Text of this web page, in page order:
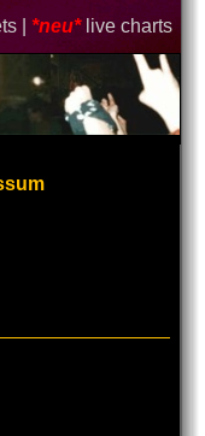
| *neu* live charts